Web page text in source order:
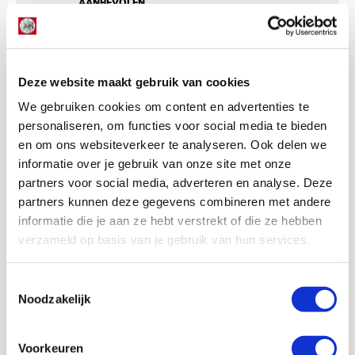
Deze website maakt gebruik van cookies
We gebruiken cookies om content en advertenties te
personaliseren, om functies voor social media te bieden
en om ons websiteverkeer te analyseren. Ook delen we
informatie over je gebruik van onze site met onze
partners voor social media, adverteren en analyse. Deze
partners kunnen deze gegevens combineren met andere
informatie die je aan ze hebt verstrekt of die ze hebben
verzameld op basis van je gebruik van hun services.
Noodzakelijk
Voorkeuren
AANBEVOLEN
Steijns elf: welke keuzes maak jij
voor lastige uitwedstrijd bij FC
Twente?
Minuut stilte voor slachtoffers Marokko en Libië
We zagen al dat er een minuut stilte werd gehouden
voorafgaand aan de interland tussen Ierland en
Nederland. Dat was uit respect voor de slachtoffers van
werd Libië eveneens getroffen door natuurgeweld. Een
zware storm deed twee dammen bezwijken met
vernietigende overstromingen tot gevolg. In beide
landen zijn duizenden dodelijke slachtoffers te
betreuren en is het leed niet te overzien.
opgeroepen te doneren via het Rode Kruis. Dat is een